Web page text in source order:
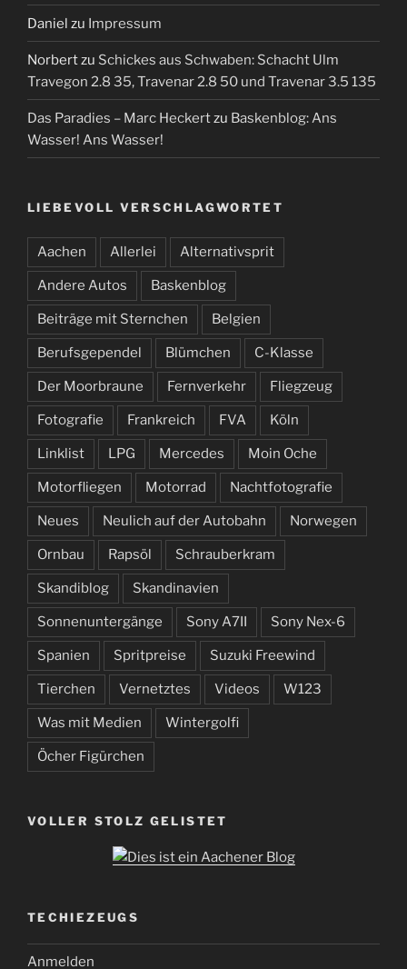
Daniel zu Impressum
Norbertzu Schickes aus Schwaben: Schacht Ulm
Travegon 2.8 35, Travenar 2.8 50 und Travenar 3.5 135
Das Paradies – Marc Heckertzu Baskenblog: Ans
Wasser! Ans Wasser!
LIEBEVOLL VERSCHLAGWORTET
Aachen Allerlei Alternativsprit
Andere Autos Baskenblog
Beiträge mit Sternchen Belgien
Berufsgependel Blümchen C-Klasse
Der Moorbraune Fernverkehr Fliegzeug
Fotografie Frankreich FVA Köln
Linklist LPG Mercedes Moin Oche
Motorfliegen Motorrad Nachtfotografie
Neues Neulich auf der Autobahn Norwegen
Ornbau Rapsöl Schrauberkram
Skandiblog Skandinavien
Sonnenuntergänge Sony A7II Sony Nex-6
Spanien Spritpreise Suzuki Freewind
Tierchen Vernetztes Videos W123
Was mit Medien Wintergolfi
Öcher Figürchen
VOLLER STOLZ GELISTET
TECHIEZEUGS
Anmelden